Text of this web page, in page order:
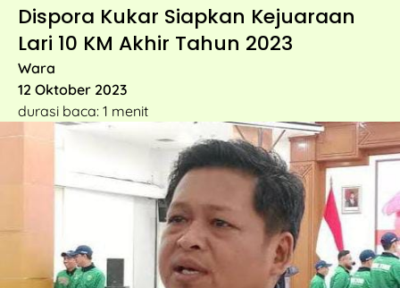
Dispora Kukar Siapkan Kejuaraan
Lari 10 KM Akhir Tahun 2023
Wara
12 Oktober 2023
durasi baca: 1 menit